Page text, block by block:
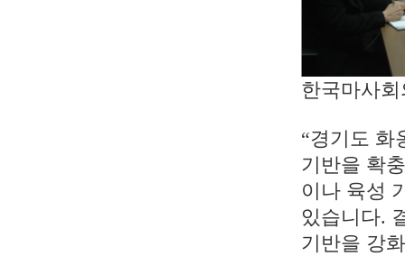
한국마사
“경기도 화
기반을 확
이나 육성
있습니다.
기반을 강